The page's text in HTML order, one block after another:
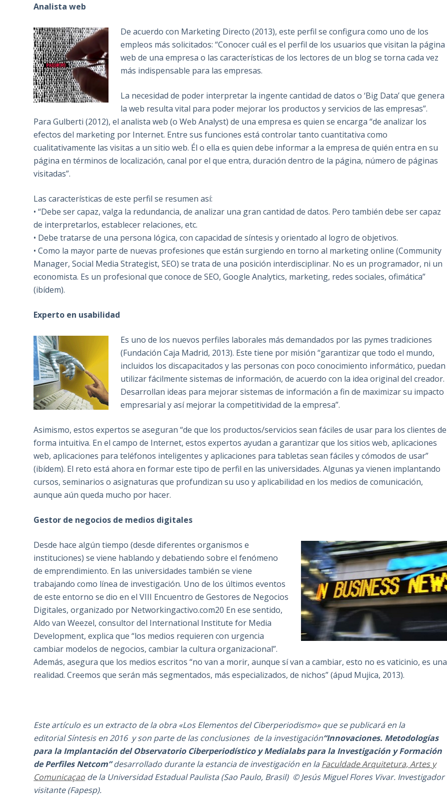
Analista web
De acuerdo con Marketing Directo (2013), este perfil se configura como uno de los
empleos más solicitados: “Conocer cuál es el perfil de los usuarios que visitan la página
web de una empresa o las características de los lectores de un blog se torna cada vez
más indispensable para las empresas.
La necesidad de poder interpretar la ingente cantidad de datos o ‘Big Data’ que genera
la web resulta vital para poder mejorar los productos y servicios de las empresas”.
Para Gulberti (2012), el analista web (o Web Analyst) de una empresa es quien se encarga “de analizar los
efectos del marketing por Internet. Entre sus funciones está controlar tanto cuantitativa como
cualitativamente las visitas a un sitio web. Él o ella es quien debe informar a la empresa de quién entra en su
página en términos de localización, canal por el que entra, duración dentro de la página, número de páginas
visitadas”.
Las características de este perfil se resumen así:
• “Debe ser capaz, valga la redundancia, de analizar una gran cantidad de datos. Pero también debe ser capaz
de interpretarlos, establecer relaciones, etc.
• Debe tratarse de una persona lógica, con capacidad de síntesis y orientado al logro de objetivos.
• Como la mayor parte de nuevas profesiones que están surgiendo en torno al marketing online (Community
Manager, Social Media Strategist, SEO) se trata de una posición interdisciplinar. No es un programador, ni un
economista. Es un profesional que conoce de SEO, Google Analytics, marketing, redes sociales, ofimática”
(ibídem).
Experto en usabilidad
Es uno de los nuevos perfiles laborales más demandados por las pymes tradiciones
(Fundación Caja Madrid, 2013). Este tiene por misión “garantizar que todo el mundo,
incluidos los discapacitados y las personas con poco conocimiento informático, puedan
utilizar fácilmente sistemas de información, de acuerdo con la idea original del creador.
Desarrollan ideas para mejorar sistemas de información a fin de maximizar su impacto
empresarial y así mejorar la competitividad de la empresa”.
Asimismo, estos expertos se aseguran “de que los productos/servicios sean fáciles de usar para los clientes de
forma intuitiva. En el campo de Internet, estos expertos ayudan a garantizar que los sitios web, aplicaciones
web, aplicaciones para teléfonos inteligentes y aplicaciones para tabletas sean fáciles y cómodos de usar”
(ibídem). El reto está ahora en formar este tipo de perfil en las universidades. Algunas ya vienen implantando
cursos, seminarios o asignaturas que profundizan su uso y aplicabilidad en los medios de comunicación,
aunque aún queda mucho por hacer.
Gestor de negocios de medios digitales
Desde hace algún tiempo (desde diferentes organismos e
instituciones) se viene hablando y debatiendo sobre el fenómeno
de emprendimiento. En las universidades también se viene
trabajando como línea de investigación. Uno de los últimos eventos
de este entorno se dio en el VIII Encuentro de Gestores de Negocios
Digitales, organizado por Networkingactivo.com20 En ese sentido,
Aldo van Weezel, consultor del International Institute for Media
Development, explica que “los medios requieren con urgencia
cambiar modelos de negocios, cambiar la cultura organizacional”.
Además, asegura que los medios escritos “no van a morir, aunque sí van a cambiar, esto no es vaticinio, es una
realidad. Creemos que serán más segmentados, más especializados, de nichos” (ápud Mujica, 2013).
Este artículo es un extracto de la obra «Los Elementos del Ciberperiodismo» que se publicará en la
editorial Síntesis en 2016 y son parte de las conclusiones de la investigación“Innovaciones. Metodologías
para la Implantación del Observatorio Ciberperiodístico y Medialabs para la Investigación y Formación
de Perfiles Netcom”desarrollado durante la estancia de investigación en la Faculdade Arquitetura, Artes y
Comunicaçao de la Universidad Estadual Paulista (Sao Paulo, Brasil) © Jesús Miguel Flores Vivar. Investigador
visitante (Fapesp).